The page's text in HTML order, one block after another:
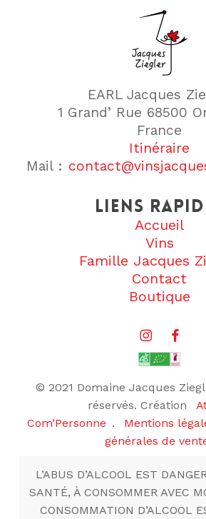
EARL Jacques
1 Grand’ Rue 68500
France
Itinéraire
Mail :
Liens
Accueil
Vins
Famille Jacques
Contact
Boutique
© 2021 Domaine Jacques
réservés. Création
Com’Personne . Mentions
générales de
L’ABUS D’ALCOOL EST
SANTÉ, À CONSOMMER AVEC
CONSOMMATION D’ALCOOL